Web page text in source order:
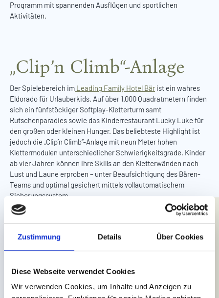
Zustimmung Details Über Cookies
Diese Webseite verwendet Cookies
Wir verwenden Cookies, um Inhalte und Anzeigen zu
Programm mit spannenden Ausflügen und sportlichen
Aktivitäten.
„Clip’n Climb“-Anlage
Der Spielebereich im Leading Family Hotel Bär ist ein wahres
Eldorado für Urlauberkids. Auf über 1.000 Quadratmetern finden
sich ein fünfstöckiger Softplay-Kletterturm samt
Rutschenparadies sowie das Kinderrestaurant Lucky Luke für
den großen oder kleinen Hunger. Das beliebteste Highlight ist
jedoch die „Clip’n Climb“-Anlage mit neun Meter hohen
Klettermodulen unterschiedlicher Schwierigkeitsgrade. Kinder
ab vier Jahren können ihre Skills an den Kletterwänden nach
Lust und Laune erproben – unter Beaufsichtigung des Bären-
Teams und optimal gesichert mittels vollautomatischem
Sicherungssystem.
Good to know:
Für den Kletterspaß ist keine Erfahrung
notwendig. Ausgebildete Trainer:innen vor Ort stehen den
jungen Kletterkünstler:innen mit Rat und Tat zur Seite und